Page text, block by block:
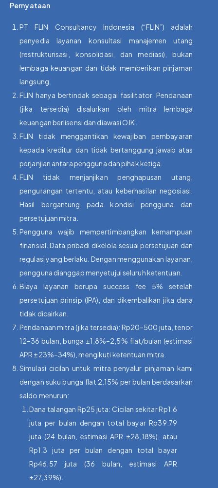
Pernyataan
PT FLIN Consultancy Indonesia (“FLIN”) adalah
penyedia layanan konsultasi manajemen utang
(restrukturisasi, konsolidasi, dan mediasi), bukan
lembaga keuangan dan tidak memberikan pinjaman
langsung.
FLIN hanya bertindak sebagai fasilitator. Pendanaan
(jika tersedia) disalurkan oleh mitra lembaga
keuangan berlisensi dan diawasi OJK.
FLIN tidak menggantikan kewajiban pembayaran
kepada kreditur dan tidak bertanggung jawab atas
perjanjian antara pengguna dan pihak ketiga.
FLIN tidak menjanjikan penghapusan utang,
pengurangan tertentu, atau keberhasilan negosiasi.
Hasil bergantung pada kondisi pengguna dan
persetujuan mitra.
Pengguna wajib mempertimbangkan kemampuan
finansial. Data pribadi dikelola sesuai persetujuan dan
regulasi yang berlaku. Dengan menggunakan layanan,
pengguna dianggap menyetujui seluruh ketentuan.
Biaya layanan berupa success fee 5% setelah
persetujuan prinsip (IPA), dan dikembalikan jika dana
tidak dicairkan.
Pendanaan mitra (jika tersedia): Rp20–500 juta, tenor
12–36 bulan, bunga ±1,8%–2,5% flat/bulan (estimasi
APR ±23%–34%), mengikuti ketentuan mitra.
Simulasi cicilan untuk mitra penyalur pinjaman kami
dengan suku bunga flat 2.15% per bulan berdasarkan
saldo menurun:
Dana talangan Rp25 juta: Cicilan sekitar Rp1.6
juta per bulan dengan total bayar Rp39.79
juta (24 bulan, estimasi APR ±28,18%), atau
Rp1.3 juta per bulan dengan total bayar
Rp46.57 juta (36 bulan, estimasi APR
±27,39%).